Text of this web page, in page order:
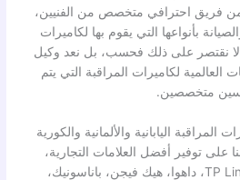
فريق احترافي متخصص من الفنيين،
بأنواعها التي يقوم بها لكاميرات
لا نقتصر على ذلك فحسب، بل نعد وكيل
لكاميرات المراقبة التي يتم
متخصصين.
اليابانية والألمانية والكورية
على توفير أفضل العلامات التجارية،
على سبيل المثال كاميرات TP Link، داهوا، هيك فيجن، باناسونيك،